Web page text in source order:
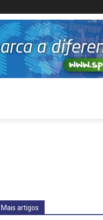
Mais artigos